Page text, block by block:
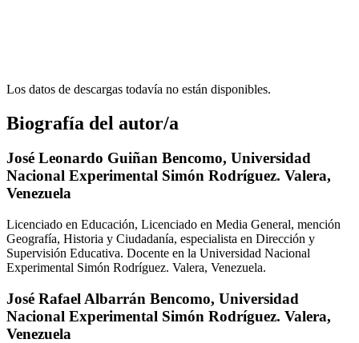
Los datos de descargas todavía no están disponibles.
Biografía del autor/a
José Leonardo Guiñan Bencomo, Universidad
Nacional Experimental Simón Rodríguez. Valera,
Venezuela
Licenciado en Educación, Licenciado en Media General, mención
Geografía, Historia y Ciudadanía, especialista en Dirección y
Supervisión Educativa. Docente en la Universidad Nacional
Experimental Simón Rodríguez. Valera, Venezuela.
José Rafael Albarrán Bencomo, Universidad
Nacional Experimental Simón Rodríguez. Valera,
Venezuela